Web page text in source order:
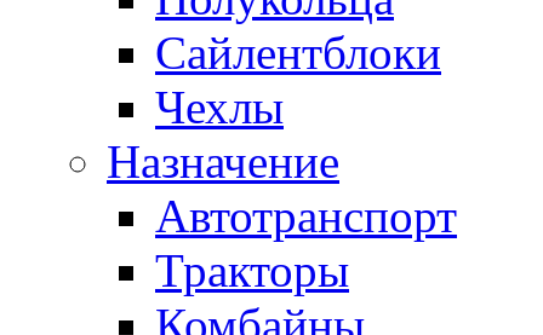
Сайлентблоки
Чехлы
Назначение
Автотранспорт
Тракторы